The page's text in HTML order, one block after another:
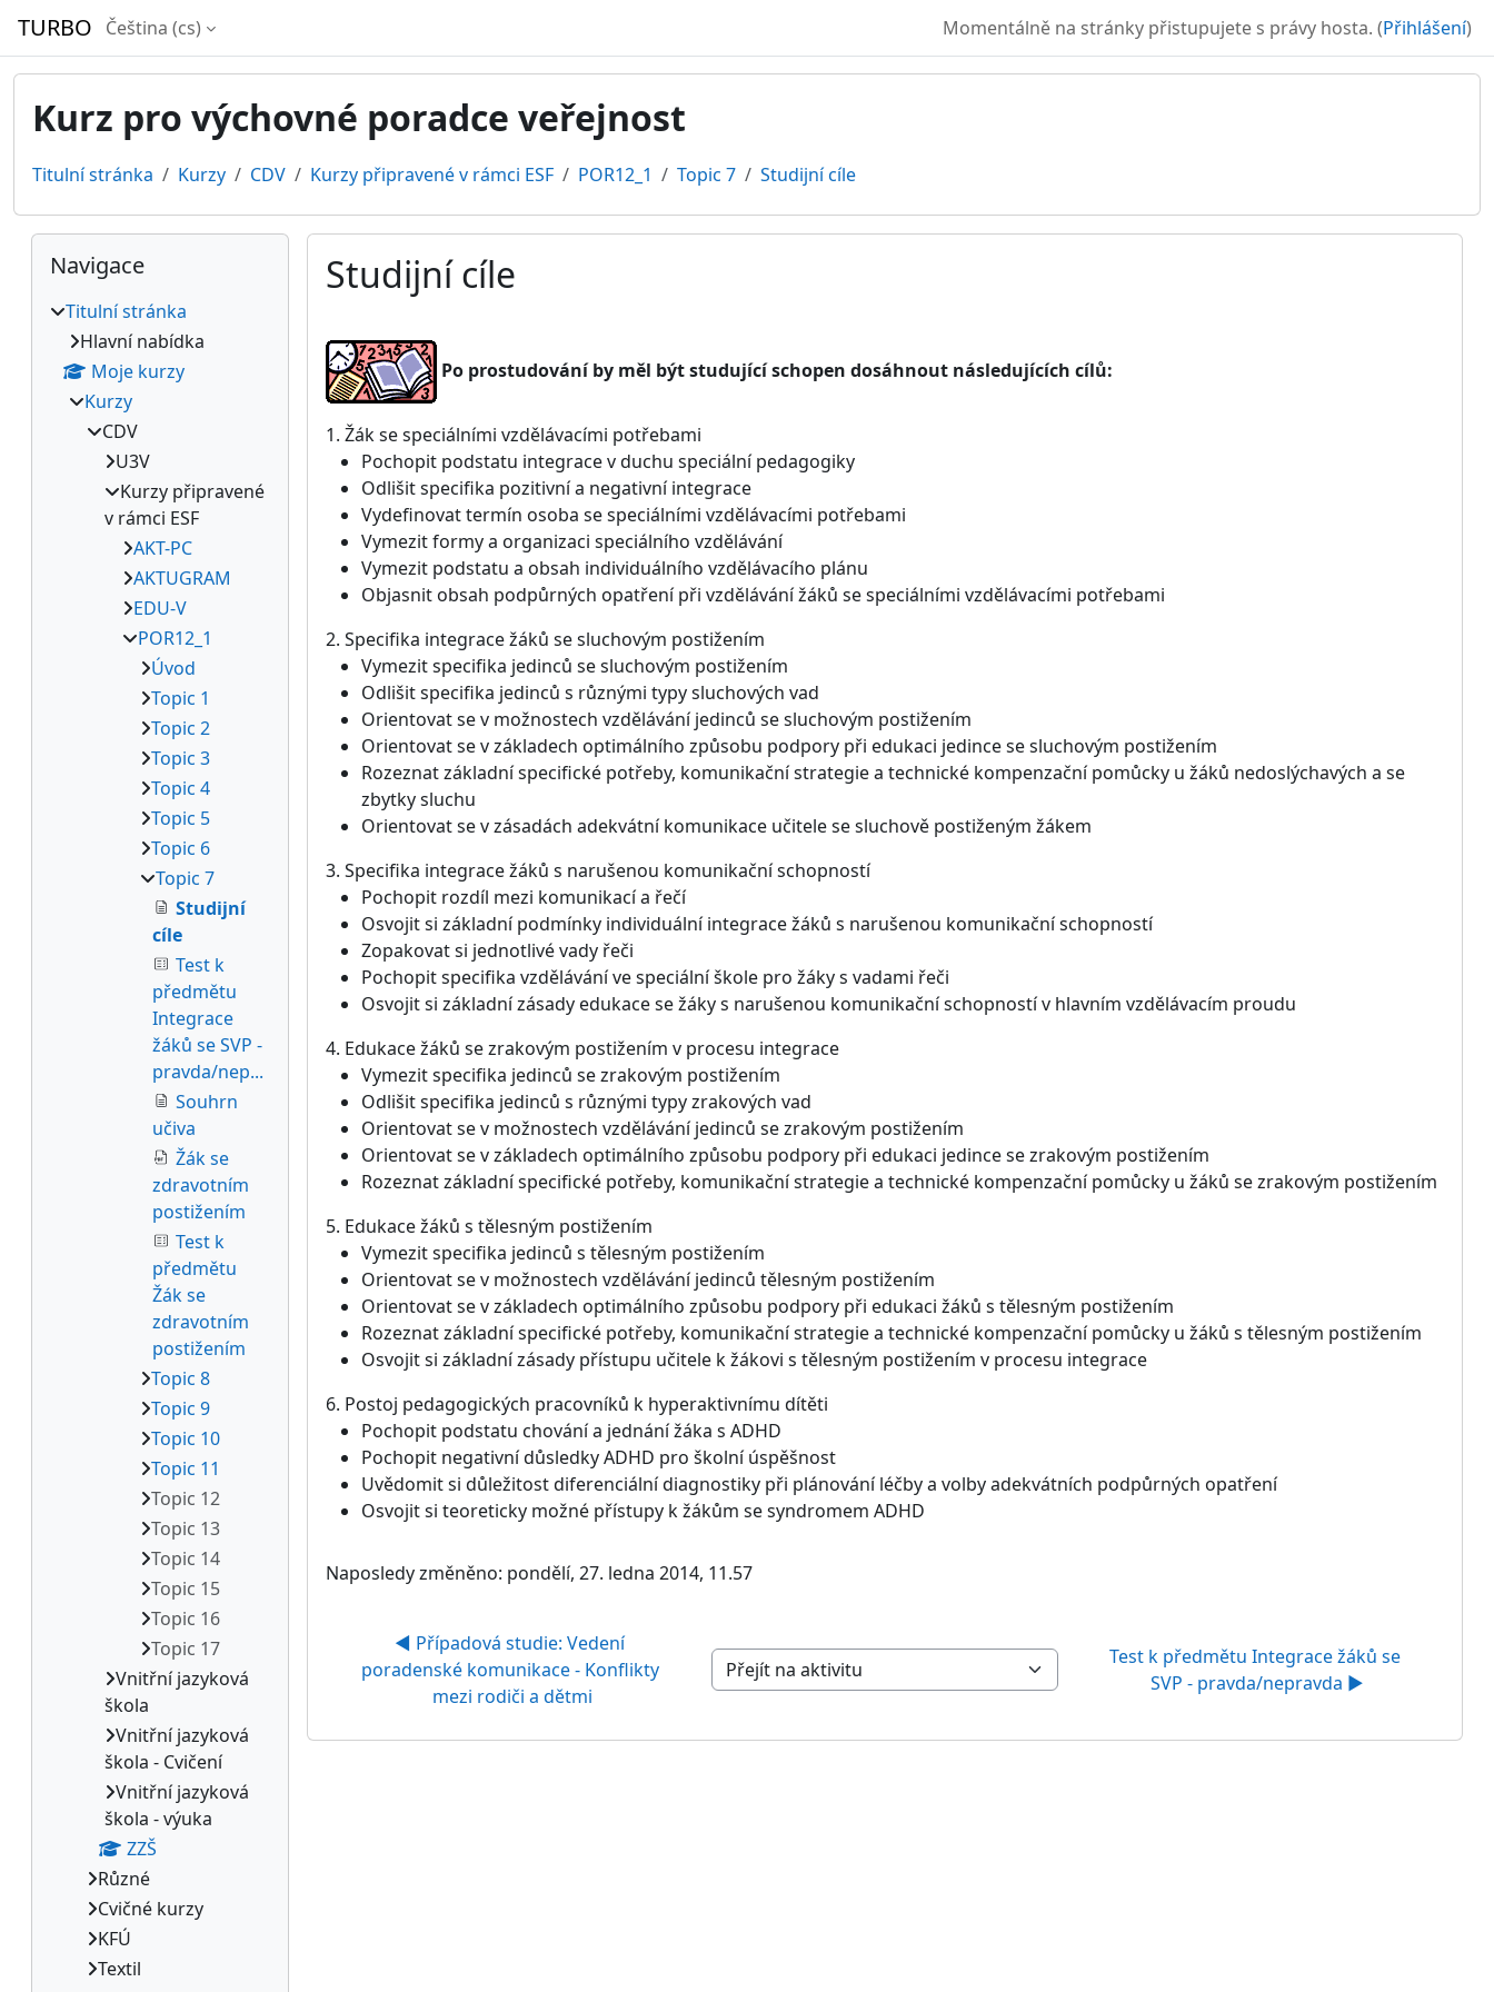
Přejít k hlavnímu obsahu
TURBO Čeština ‎(cs)‎ Momentálně na stránky přistupujete s právy hosta. (Přihlášení)
Kurz pro výchovné poradce veřejnost
Titulní stránka Kurzy CDV Kurzy připravené v rámci ESF POR12_1 Topic 7 Studijní cíle
Studijní cíle
Požadavky na absolvování
Po prostudování by měl být studující schopen dosáhnout následujících cílů:
1. Žák se speciálními vzdělávacími potřebami
Pochopit podstatu integrace v duchu speciální pedagogiky
Odlišit specifika pozitivní a negativní integrace
Vydefinovat termín osoba se speciálními vzdělávacími potřebami
Vymezit formy a organizaci speciálního vzdělávání
Vymezit podstatu a obsah individuálního vzdělávacího plánu
Objasnit obsah podpůrných opatření při vzdělávání žáků se speciálními vzdělávacími potřebami
2. Specifika integrace žáků se sluchovým postižením
Vymezit specifika jedinců se sluchovým postižením
Odlišit specifika jedinců s různými typy sluchových vad
Orientovat se v možnostech vzdělávání jedinců se sluchovým postižením
Orientovat se v základech optimálního způsobu podpory při edukaci jedince se sluchovým postižením
Rozeznat základní specifické potřeby, komunikační strategie a technické kompenzační pomůcky u žáků nedoslýchavých a se
zbytky sluchu
Orientovat se v zásadách adekvátní komunikace učitele se sluchově postiženým žákem
3. Specifika integrace žáků s narušenou komunikační schopností
Pochopit rozdíl mezi komunikací a řečí
Osvojit si základní podmínky individuální integrace žáků s narušenou komunikační schopností
Zopakovat si jednotlivé vady řeči
Pochopit specifika vzdělávání ve speciální škole pro žáky s vadami řeči
Osvojit si základní zásady edukace se žáky s narušenou komunikační schopností v hlavním vzdělávacím proudu
4. Edukace žáků se zrakovým postižením v procesu integrace
Vymezit specifika jedinců se zrakovým postižením
Odlišit specifika jedinců s různými typy zrakových vad
Orientovat se v možnostech vzdělávání jedinců se zrakovým postižením
Orientovat se v základech optimálního způsobu podpory při edukaci jedince se zrakovým postižením
Rozeznat základní specifické potřeby, komunikační strategie a technické kompenzační pomůcky u žáků se zrakovým postižením
5. Edukace žáků s tělesným postižením
Vymezit specifika jedinců s tělesným postižením
Orientovat se v možnostech vzdělávání jedinců tělesným postižením
Orientovat se v základech optimálního způsobu podpory při edukaci žáků s tělesným postižením
Rozeznat základní specifické potřeby, komunikační strategie a technické kompenzační pomůcky u žáků s tělesným postižením
Osvojit si základní zásady přístupu učitele k žákovi s tělesným postižením v procesu integrace
6. Postoj pedagogických pracovníků k hyperaktivnímu dítěti
Pochopit podstatu chování a jednání žáka s ADHD
Pochopit negativní důsledky ADHD pro školní úspěšnost
Uvědomit si důležitost diferenciální diagnostiky při plánování léčby a volby adekvátních podpůrných opatření
Osvojit si teoreticky možné přístupy k žákům se syndromem ADHD
Naposledy změněno: pondělí, 27. ledna 2014, 11.57
◀︎ Případová studie: Vedení
poradenské komunikace - Konflikty
mezi rodiči a dětmi
Přejít na aktivitu
Test k předmětu Integrace žáků se
SVP - pravda/nepravda ▶︎
Bloky
Přeskočit: Navigace
Navigace
Titulní stránka
Hlavní nabídka
Moje kurzy
Kurzy
CDV
U3V
Kurzy připravené
v rámci ESF
AKT-PC
AKTUGRAM
EDU-V
POR12_1
Úvod
Topic 1
Topic 2
Topic 3
Topic 4
Topic 5
Topic 6
Topic 7
Studijní
cíle
Test k
předmětu
Integrace
žáků se SVP -
pravda/nep...
Souhrn
učiva
Žák se
zdravotním
postižením
Test k
předmětu
Žák se
zdravotním
postižením
Topic 8
Topic 9
Topic 10
Topic 11
Topic 12
Topic 13
Topic 14
Topic 15
Topic 16
Topic 17
Vnitřní jazyková
škola
Vnitřní jazyková
škola - Cvičení
Vnitřní jazyková
škola - výuka
ZZŠ
Různé
Cvičné kurzy
KFÚ
Textil